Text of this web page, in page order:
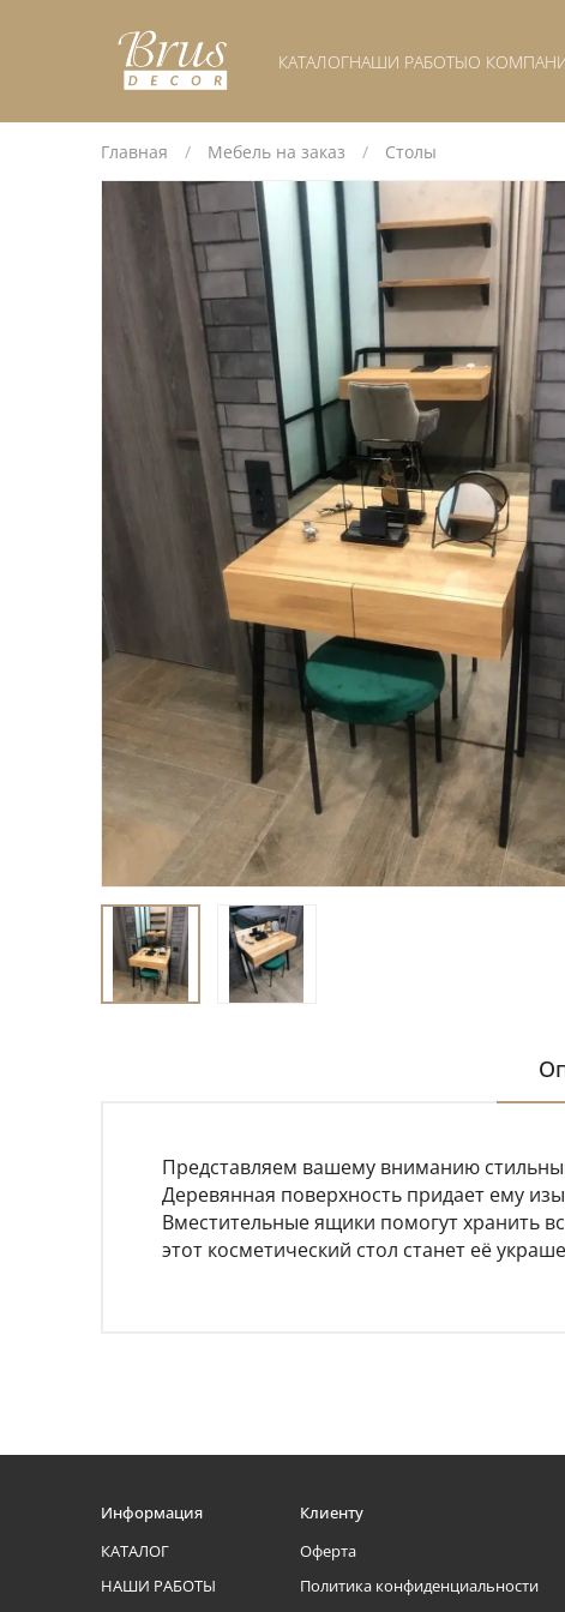
КАТАЛОГНАШИ РАБОТЫО
Главная Мебель на заказ Столы
Представляем вашему вниманию
Деревянная поверхность придает ему
Вместительные ящики помогут хранить
этот косметический стол станет её
Информация
КАТАЛОГ
НАШИ РАБОТЫ
Клиенту
Оферта
Политика конфиденциальности